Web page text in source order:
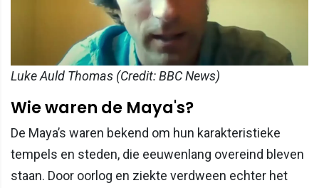
Luke Auld Thomas (Credit: BBC News)
Wie waren de Maya's?
De Maya’s waren bekend om hun karakteristieke
tempels en steden, die eeuwenlang overeind bleven
staan. Door oorlog en ziekte verdween echter het